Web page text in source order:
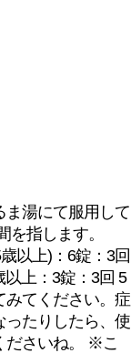
ま湯にて服用して
指します。
以上)：6錠：3回
上：3錠：3回 5
みてください。症
ったりしたら、使
ださいね。 ※こ